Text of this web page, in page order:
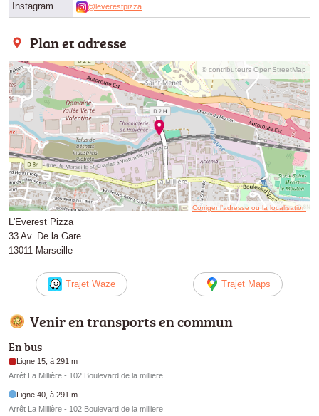
Instagram @leverestpizza
Plan et adresse
© contributeurs OpenStreetMap
Corriger l’adresse ou la localisation
L'Everest Pizza
33 Av. De la Gare
13011 Marseille
Trajet Waze Trajet Maps
Venir en transports en commun
En bus
Ligne 15, à 291 m
Arrêt La Millière - 102 Boulevard de la milliere
Ligne 40, à 291 m
Arrêt La Millière - 102 Boulevard de la milliere